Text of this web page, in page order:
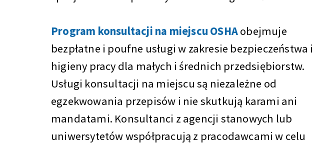
Program konsultacji na miejscu OSHAobejmuje
bezpłatne i poufne usługi w zakresie bezpieczeństwa i
higieny pracy dla małych i średnich przedsiębiorstw.
Usługi konsultacji na miejscu są niezależne od
egzekwowania przepisów i nie skutkują karami ani
mandatami. Konsultanci z agencji stanowych lub
uniwersytetów współpracują z pracodawcami w celu